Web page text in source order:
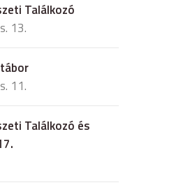
Találkozó
13.
11.
Találkozó és